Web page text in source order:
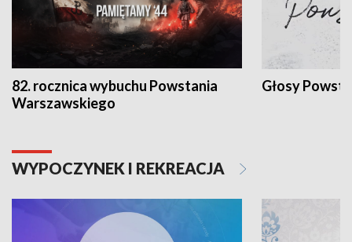
82. rocznica wybuchu Powstania
Warszawskiego
Głosy
WYPOCZYNEK I REKREACJA